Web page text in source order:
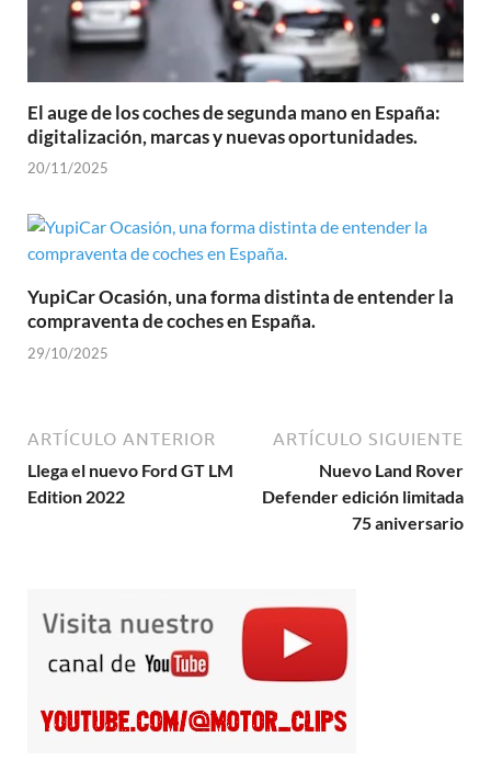
El auge de los coches de segunda mano en España:
digitalización, marcas y nuevas oportunidades.
20/11/2025
YupiCar Ocasión, una forma distinta de entender la
compraventa de coches en España.
29/10/2025
ARTÍCULO ANTERIOR
Llega el nuevo Ford GT LM
Edition 2022
ARTÍCULO SIGUIENTE
Nuevo Land Rover
Defender edición limitada
75 aniversario